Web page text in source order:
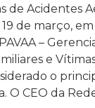
de Acidentes
de março,
–
e
o
O CEO da